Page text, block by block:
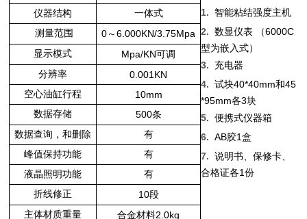
仪器结构
一体式
测量范围
0 ～6.000KN/3.75Mpa
显示模式 Mpa/KN可调
分辨率
0.001KN
空心油缸行程 10mm
数据存储 500条
数据查询，和删除
有
峰值保持功能
有
液晶照明功能
有
折线修正
10段
主体材质重量
合金材料2.0kg
1. 智能粘结强度主机
2. 数显仪表 （6000C
型为嵌入式）
3. 充电器
4. 试块40*40mm和45
*95mm各3块
5. 便携式仪器箱
6. AB胶1盒
7.
说明书、保修卡、
合格证各1份